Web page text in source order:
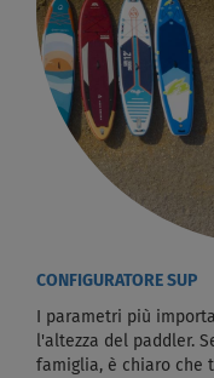
CONFIGURATORE SUP
I parametri più
l'altezza del paddler.
famiglia, è chiaro che